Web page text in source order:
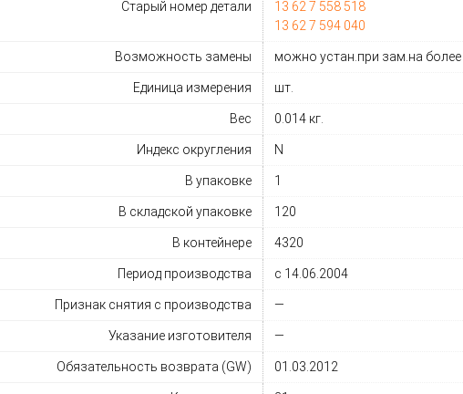
Старый номер детали
13 62 7 558 518
13 62 7 594 040
Возможность замены можно устан.при зам.на более
Единица измерения шт.
Вес 0.014 кг.
Индекс округления N
В упаковке 1
В складской упаковке 120
В контейнере 4320
Период производства с 14.06.2004
Признак снятия с производства —
Указание изготовителя —
Обязательность возврата (GW) 01.03.2012